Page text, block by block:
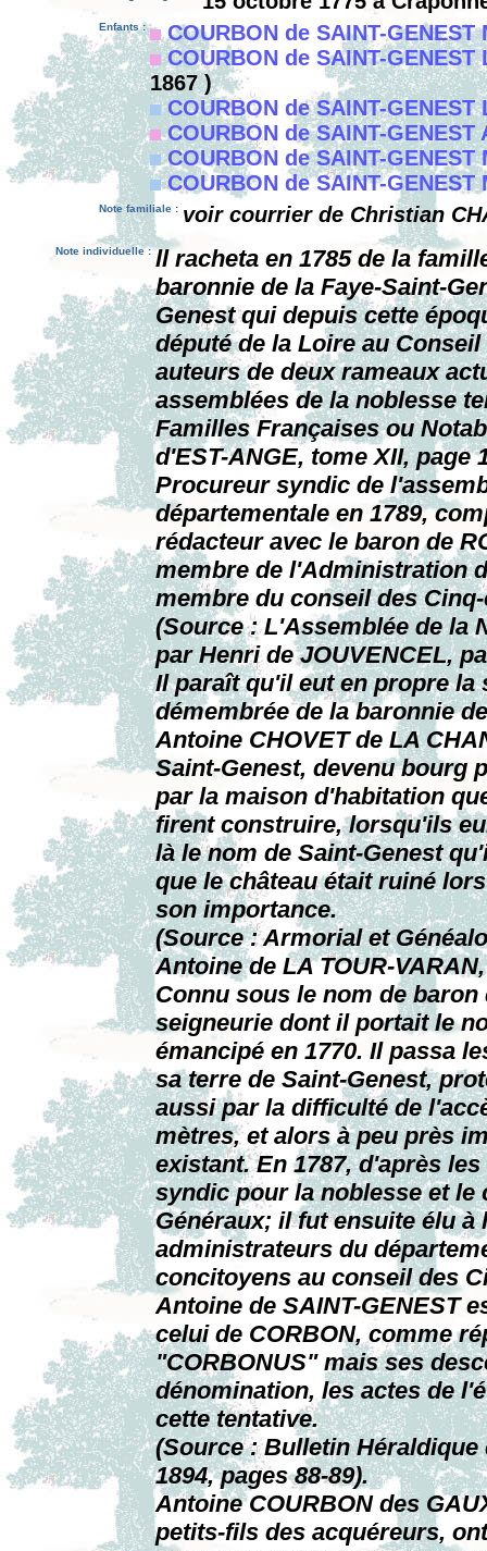
Enfants :
COURBON de SAINT-
COURBON de SAINT-
1867 )
COURBON de SAINT-GENEST
COURBON de SAINT-GENEST
COURBON de SAINT-
COURBON de SAINT-
Note familiale : voir courrier de Christian
Note individuelle : ll racheta en 1785 de la
baronnie de la Faye-Saint-
Genest qui depuis cette
député de la Loire au
auteurs de deux rameaux
assemblées de la noblesse
Familles Françaises ou
d'EST-ANGE, tome XII, page
Procureur syndic de
départementale en 1789,
rédacteur avec le baron de
membre de l'Administration
membre du conseil des
(Source : L'Assemblée de la
par Henri de JOUVENCEL,
Il paraît qu'il eut en propre la
démembrée de la baronnie
Antoine CHOVET de LA
Saint-Genest, devenu bourg
par la maison d'habitation
firent construire, lorsqu'ils
là le nom de Saint-Genest
que le château était ruiné
son importance.
(Source : Armorial et
Antoine de LA TOUR-
Connu sous le nom de
seigneurie dont il portait le
émancipé en 1770. Il passa
sa terre de Saint-Genest,
aussi par la difficulté de
mètres, et alors à peu près
existant. En 1787, d'après
syndic pour la noblesse et le
Généraux; il fut ensuite élu
administrateurs du
concitoyens au conseil des
Antoine de SAINT-GENEST
celui de CORBON, comme
"CORBONUS" mais ses
dénomination, les actes de
cette tentative.
(Source : Bulletin Héraldique
1894, pages 88-89).
Antoine COURBON des
petits-fils des acquéreurs,